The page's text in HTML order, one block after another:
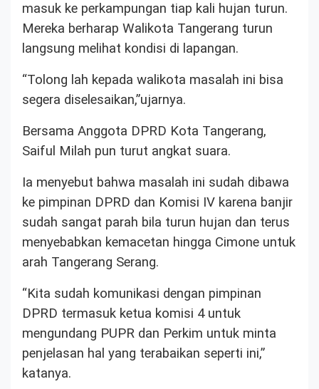
masuk ke perkampungan tiap kali hujan turun.
Mereka berharap Walikota Tangerang turun
langsung melihat kondisi di lapangan.
“Tolong lah kepada walikota masalah ini bisa
segera diselesaikan,”ujarnya.
Bersama Anggota DPRD Kota Tangerang,
Saiful Milah pun turut angkat suara.
Ia menyebut bahwa masalah ini sudah dibawa
ke pimpinan DPRD dan Komisi IV karena banjir
sudah sangat parah bila turun hujan dan terus
menyebabkan kemacetan hingga Cimone untuk
arah Tangerang Serang.
“Kita sudah komunikasi dengan pimpinan
DPRD termasuk ketua komisi 4 untuk
mengundang PUPR dan Perkim untuk minta
penjelasan hal yang terabaikan seperti ini,”
katanya.